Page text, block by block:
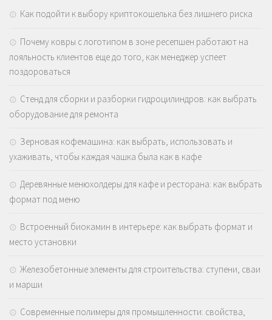
Как подойти к выбору криптокошелька без лишнего риска
Почему ковры с логотипом в зоне ресепшен работают на
лояльность клиентов еще до того, как менеджер успеет
поздороваться
Стенд для сборки и разборки гидроцилиндров: как выбрать
оборудование для ремонта
Зерновая кофемашина: как выбрать, использовать и
ухаживать, чтобы каждая чашка была как в кафе
Деревянные менюхолдеры для кафе и ресторана: как выбрать
формат под меню
Встроенный биокамин в интерьере: как выбрать формат и
место установки
Железобетонные элементы для строительства: ступени, сваи
и марши
Современные полимеры для промышленности: свойства,